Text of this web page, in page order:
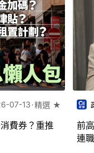
07-13 精選 ★
費券？重推
前
連